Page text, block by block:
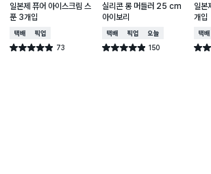
일본제 퓨어 아이스크림 스
푼 3개입
택배배송매장픽업
별점 4.9점 73
건 작성
실리콘 롱 머들러 25 cm
아이보리
택배배송매장픽업오늘배송
별점 4.9점 150
건 작성
일
개입
택배
별점